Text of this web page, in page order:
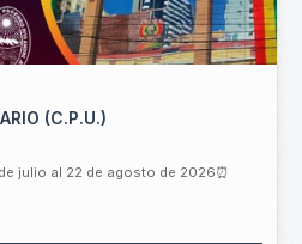
(C.P.U.)
julio al 22 de agosto de 2026⏰